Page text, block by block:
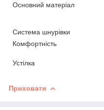
Основний матеріал
Система шнурівки
Комфортність
Устілка
Приховати